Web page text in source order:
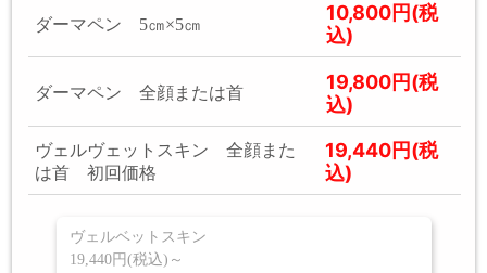
ダーマペン 5㎝×5㎝
10,800円(税
込)
ダーマペン 全顔または首
19,800円(税
込)
ヴェルヴェットスキン 全顔また
は首 初回価格
19,440円(税
込)
ヴェルベットスキン
19,440円(税込)～